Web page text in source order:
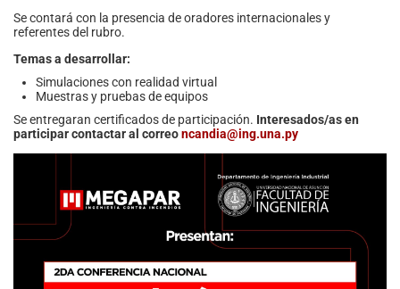
Se contará con la presencia de oradores internacionales y
referentes del rubro.
Temas a desarrollar:
Simulaciones con realidad virtual
Muestras y pruebas de equipos
Se entregaran certificados de participación. Interesados/as en
participar contactar al correoncandia@ing.una.py